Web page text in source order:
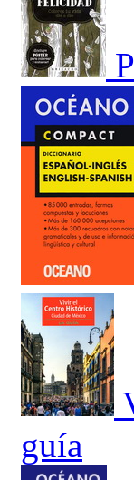
guía